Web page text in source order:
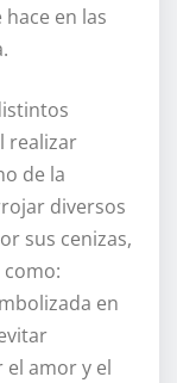
en las
realizar
de la
diversos
sus cenizas,
como:
en
el amor y el